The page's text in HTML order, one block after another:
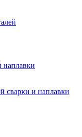
наплавки
сварки и наплавки